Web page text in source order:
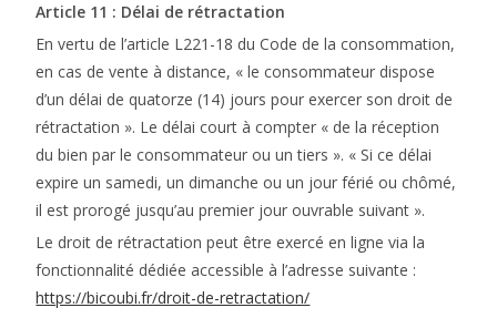
Article 11 : Délai de rétractation
En vertu de l’article L221-18 du Code de la consommation,
en cas de vente à distance, « le consommateur dispose
d’un délai de quatorze (14) jours pour exercer son droit de
rétractation ». Le délai court à compter « de la réception
du bien par le consommateur ou un tiers ». « Si ce délai
expire un samedi, un dimanche ou un jour férié ou chômé,
il est prorogé jusqu’au premier jour ouvrable suivant ».
Le droit de rétractation peut être exercé en ligne via la
fonctionnalité dédiée accessible à l’adresse suivante :
https://bicoubi.fr/droit-de-retractation/